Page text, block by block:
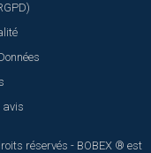
avis
réservés - BOBEX ® est